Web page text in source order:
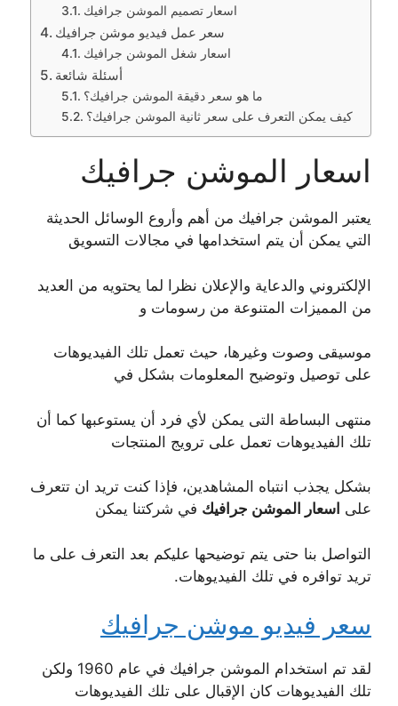
اسعار تصميم الموشن جرافيك
سعر عمل فيديو موشن جرافيك
اسعار شغل الموشن جرافيك
أسئلة شائعة
ما هو سعر دقيقة الموشن جرافيك؟
كيف يمكن التعرف على سعر ثانية الموشن جرافيك؟
اسعار الموشن جرافيك
يعتبر الموشن جرافيك من أهم وأروع الوسائل الحديثة
التي يمكن أن يتم استخدامها في مجالات التسويق
الإلكتروني والدعاية والإعلان نظرا لما يحتويه من العديد
من المميزات المتنوعة من رسومات و
موسيقى وصوت وغيرها، حيث تعمل تلك الفيديوهات
على توصيل وتوضيح المعلومات بشكل في
منتهى البساطة التى يمكن لأي فرد أن يستوعبها كما أن
تلك الفيديوهات تعمل على ترويج المنتجات
بشكل يجذب انتباه المشاهدين، فإذا كنت تريد ان تتعرف
على اسعار الموشن جرافيك في شركتنا يمكن
التواصل بنا حتى يتم توضيحها عليكم بعد التعرف على ما
تريد توافره في تلك الفيديوهات.
سعر فيديو موشن جرافيك
لقد تم استخدام الموشن جرافيك في عام 1960 ولكن
تلك الفيديوهات كان الإقبال على تلك الفيديوهات